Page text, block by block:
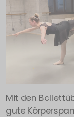
Mit den
gute